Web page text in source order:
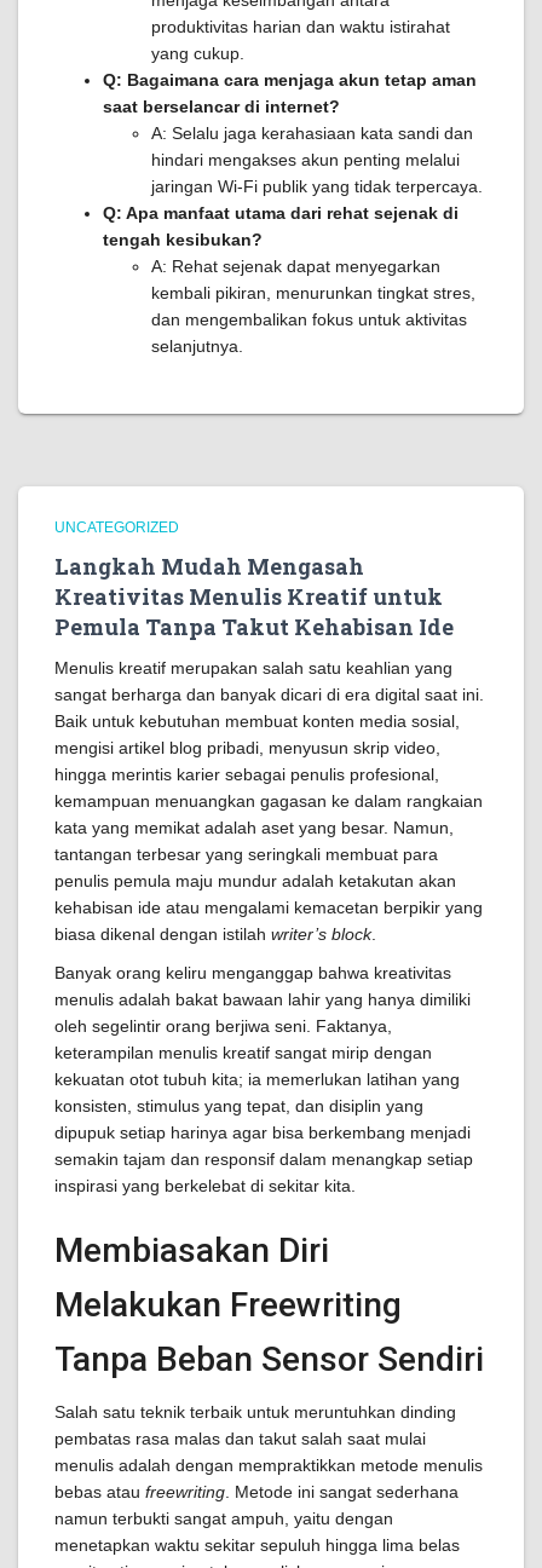
produktivitas harian dan waktu istirahat
yang cukup.
Q: Bagaimana cara menjaga akun tetap aman
saat berselancar di internet?
A: Selalu jaga kerahasiaan kata sandi dan
hindari mengakses akun penting melalui
jaringan Wi-Fi publik yang tidak terpercaya.
Q: Apa manfaat utama dari rehat sejenak di
tengah kesibukan?
A: Rehat sejenak dapat menyegarkan
kembali pikiran, menurunkan tingkat stres,
dan mengembalikan fokus untuk aktivitas
selanjutnya.
UNCATEGORIZED
Langkah Mudah Mengasah
Kreativitas Menulis Kreatif untuk
Pemula Tanpa Takut Kehabisan Ide
Menulis kreatif merupakan salah satu keahlian yang
sangat berharga dan banyak dicari di era digital saat ini.
Baik untuk kebutuhan membuat konten media sosial,
mengisi artikel blog pribadi, menyusun skrip video,
hingga merintis karier sebagai penulis profesional,
kemampuan menuangkan gagasan ke dalam rangkaian
kata yang memikat adalah aset yang besar. Namun,
tantangan terbesar yang seringkali membuat para
penulis pemula maju mundur adalah ketakutan akan
kehabisan ide atau mengalami kemacetan berpikir yang
biasa dikenal dengan istilah writer’s block.
Banyak orang keliru menganggap bahwa kreativitas
menulis adalah bakat bawaan lahir yang hanya dimiliki
oleh segelintir orang berjiwa seni. Faktanya,
keterampilan menulis kreatif sangat mirip dengan
kekuatan otot tubuh kita; ia memerlukan latihan yang
konsisten, stimulus yang tepat, dan disiplin yang
dipupuk setiap harinya agar bisa berkembang menjadi
semakin tajam dan responsif dalam menangkap setiap
inspirasi yang berkelebat di sekitar kita.
Membiasakan Diri
Melakukan Freewriting
Tanpa Beban Sensor Sendiri
Salah satu teknik terbaik untuk meruntuhkan dinding
pembatas rasa malas dan takut salah saat mulai
menulis adalah dengan mempraktikkan metode menulis
bebas atau freewriting . Metode ini sangat sederhana
namun terbukti sangat ampuh, yaitu dengan
menetapkan waktu sekitar sepuluh hingga lima belas